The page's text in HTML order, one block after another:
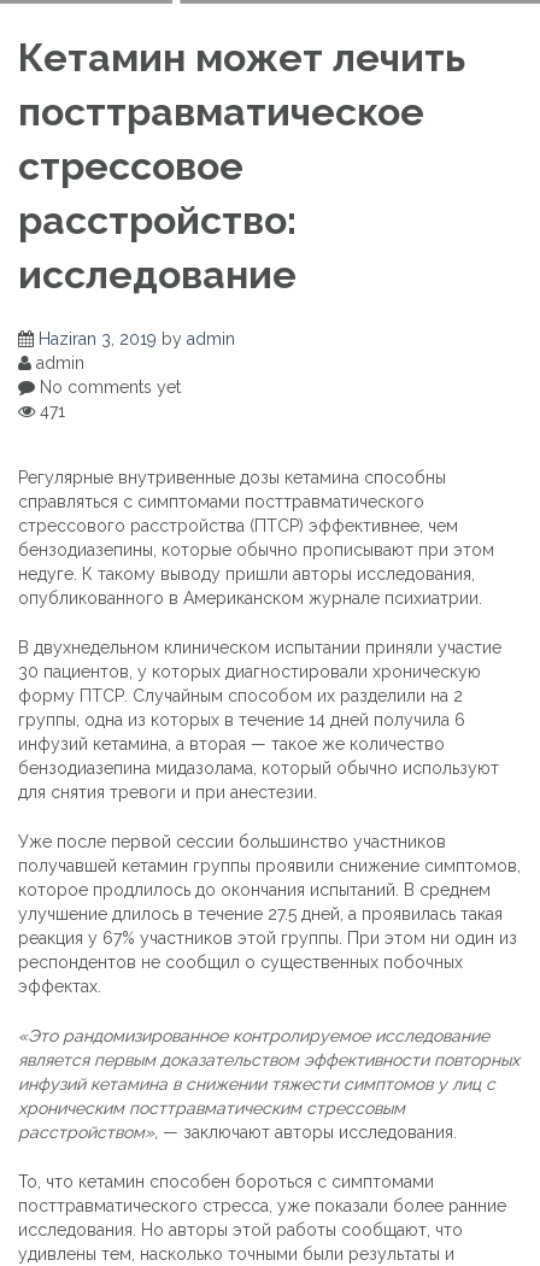
расстройство:
исследование
Кетамин может лечить
посттравматическое
стрессовое
расстройство:
исследование
Haziran 3, 2019 by admin
admin
No comments yet
471
Регулярные внутривенные дозы кетамина способны
справляться с симптомами посттравматического
стрессового расстройства (ПТСР) эффективнее, чем
бензодиазепины, которые обычно прописывают при этом
недуге. К такому выводу пришли авторы исследования,
опубликованного в Американском журнале психиатрии.
В двухнедельном клиническом испытании приняли участие
30 пациентов, у которых диагностировали хроническую
форму ПТСР. Случайным способом их разделили на 2
группы, одна из которых в течение 14 дней получила 6
инфузий кетамина, а вторая — такое же количество
бензодиазепина мидазолама, который обычно используют
для снятия тревоги и при анестезии.
Уже после первой сессии большинство участников
получавшей кетамин группы проявили снижение симптомов,
которое продлилось до окончания испытаний. В среднем
улучшение длилось в течение 27.5 дней, а проявилась такая
реакция у 67% участников этой группы. При этом ни один из
респондентов не сообщил о существенных побочных
эффектах.
«Это рандомизированное контролируемое исследование
является первым доказательством эффективности повторных
инфузий кетамина в снижении тяжести симптомов у лиц с
хроническим посттравматическим стрессовым
расстройством», — заключают авторы исследования.
То, что кетамин способен бороться с симптомами
посттравматического стресса, уже показали более ранние
исследования. Но авторы этой работы сообщают, что
удивлены тем, насколько точными были результаты и